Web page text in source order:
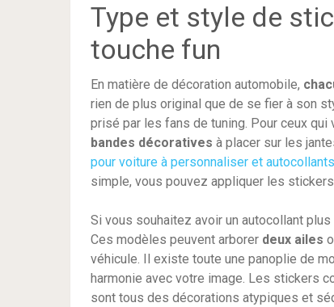
Type et style de
touche fun
En matière de décoration automobile,
rien de plus original que de se fier à son
prisé par les fans de tuning. Pour ceux
bandes décoratives à placer sur les
pour voiture à personnaliser et
simple, vous pouvez appliquer les
Si vous souhaitez avoir un autocollant
Ces modèles peuvent arborer deux ailes
véhicule. Il existe toute une panoplie de
harmonie avec votre image. Les stickers
sont tous des décorations atypiques et